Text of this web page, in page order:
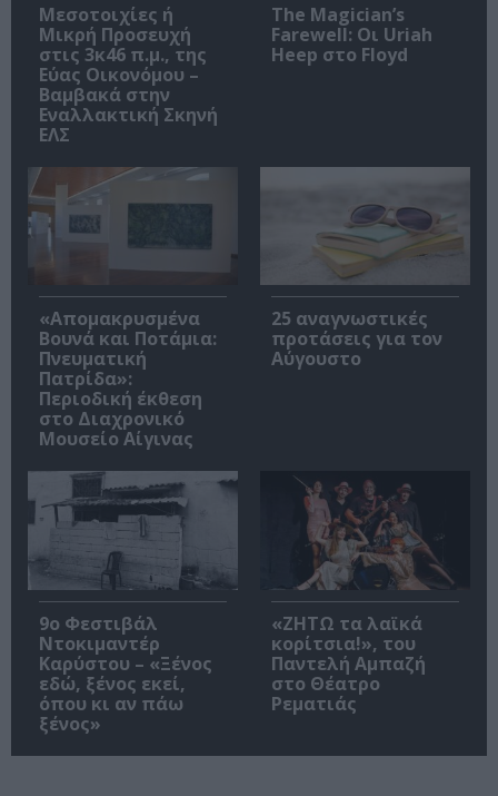
Μεσοτοιχίες ή
Μικρή Προσευχή
στις 3κ46 π.μ., της
Εύας Οικονόμου –
Βαμβακά στην
Εναλλακτική Σκηνή
ΕΛΣ
The Magician’s
Farewell: Οι Uriah
Heep στο Floyd
«Απομακρυσμένα
Βουνά και Ποτάμια:
Πνευματική
Πατρίδα»:
Περιοδική έκθεση
στο Διαχρονικό
Μουσείο Αίγινας
25 αναγνωστικές
προτάσεις για τον
Αύγουστο
9ο Φεστιβάλ
Ντοκιμαντέρ
Καρύστου – «Ξένος
εδώ, ξένος εκεί,
όπου κι αν πάω
ξένος»
«ΖΗΤΩ τα λαϊκά
κορίτσια!», του
Παντελή Αμπαζή
στο Θέατρο
Ρεματιάς